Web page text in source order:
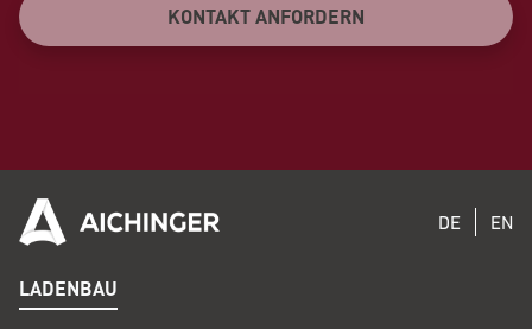
KONTAKT ANFORDERN
DE EN
LADENBAU